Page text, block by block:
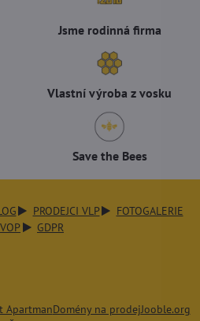
Jsme rodinná firma
Vlastní výroba z vosku
Save the Bees
PRODEJCI VLP
FOTOGALERIE
VOP
GDPR
ApartmanDomény na prodejJooble.org